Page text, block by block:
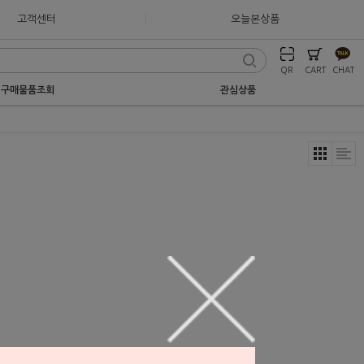
고객센터 오늘본상품
QR CART CHAT
구매물품조회 관심상품